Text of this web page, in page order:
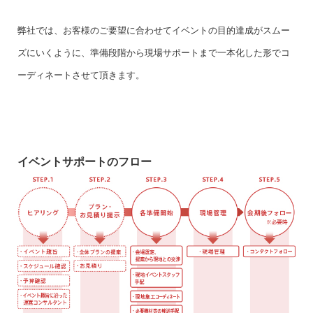
弊社では、お客様のご要望に合わせてイベントの目的達成がスムー
ズにいくように、準備段階から現場サポートまで一本化した形でコ
ーディネートさせて頂きます。
イベントサポートのフロー